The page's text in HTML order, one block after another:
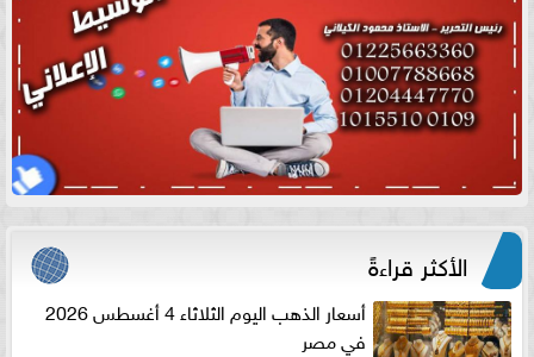
الأكثر قراءةً
أسعار الذهب اليوم الثلاثاء 4 أغسطس 2026
في مصر